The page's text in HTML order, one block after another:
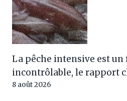
La pêche intensive est
incontrôlable, le rapport
8 août 2026